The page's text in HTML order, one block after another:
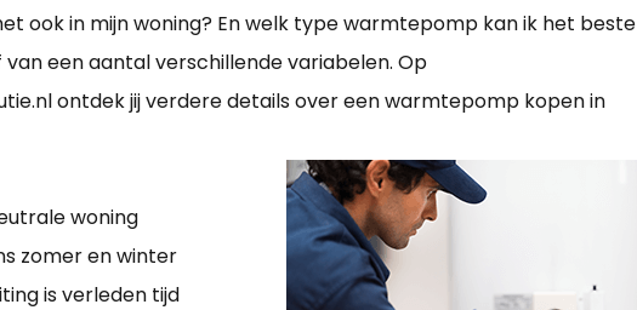
ook in mijn woning? En welk type warmtepomp kan ik het beste
van een aantal verschillende variabelen. Op
ontdek jij verdere details over een warmtepomp kopen in
woning
zomer en winter
is verleden tijd